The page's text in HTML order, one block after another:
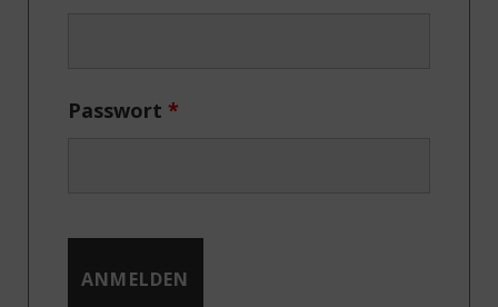
Passwort *